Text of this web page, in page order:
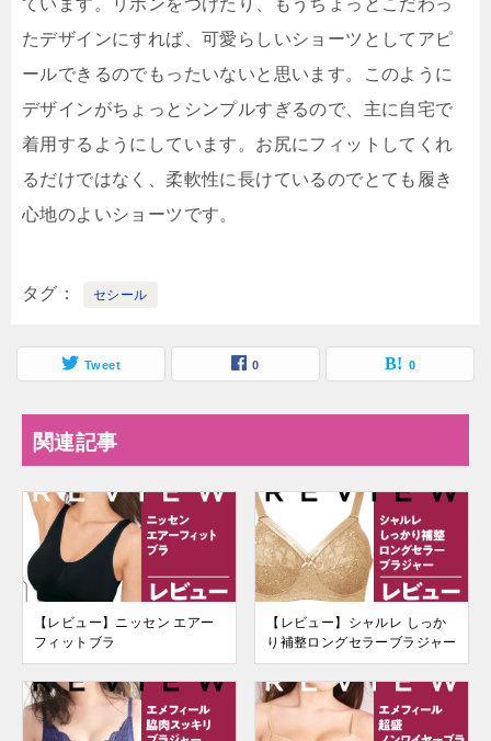
ています。リボンをつけたり、もうちょっとこだわっ
たデザインにすれば、可愛らしいショーツとしてアピ
ールできるのでもったいないと思います。このように
デザインがちょっとシンプルすぎるので、主に自宅で
着用するようにしています。お尻にフィットしてくれ
るだけではなく、柔軟性に長けているのでとても履き
心地のよいショーツです。
タグ セシール
Tweet 0 0
関連記事
【レビュー】ニッセン エアー
フィットブラ
【レビュー】シャルレ しっか
り補整ロングセラーブラジャー